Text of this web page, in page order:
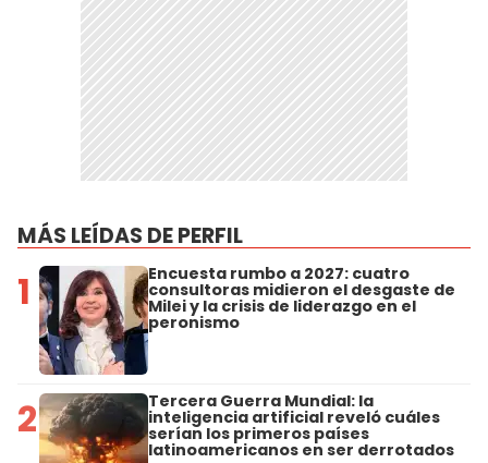
MÁS LEÍDAS DE PERFIL
1 Encuesta rumbo a 2027: cuatro
consultoras midieron el desgaste de
Milei y la crisis de liderazgo en el
peronismo
2 Tercera Guerra Mundial: la
inteligencia artificial reveló cuáles
serían los primeros países
latinoamericanos en ser derrotados